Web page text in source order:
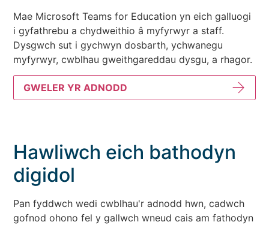
Mae Microsoft Teams for Education yn eich galluogi
i gyfathrebu a chydweithio â myfyrwyr a staff.
Dysgwch sut i gychwyn dosbarth, ychwanegu
myfyrwyr, cwblhau gweithgareddau dysgu, a rhagor.
GWELER YR ADNODD
Hawliwch eich bathodyn
digidol
Pan fyddwch wedi cwblhau'r adnodd hwn, cadwch
gofnod ohono fel y gallwch wneud cais am fathodyn